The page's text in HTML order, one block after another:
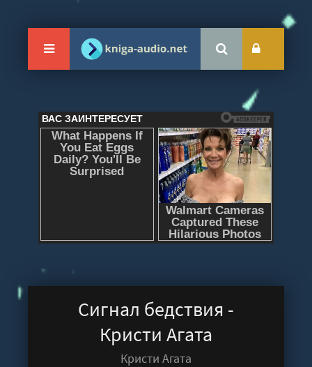
Сигнал бедствия -
Кристи Агата
Кристи Агата